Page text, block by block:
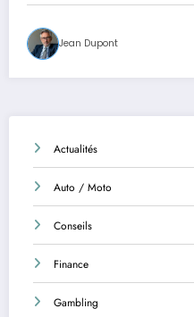
Jean Dupont
Actualités
Auto / Moto
Conseils
Finance
Gambling